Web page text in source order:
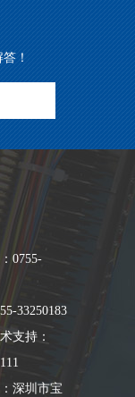
！
0755-
33250183
支持：
深圳市宝